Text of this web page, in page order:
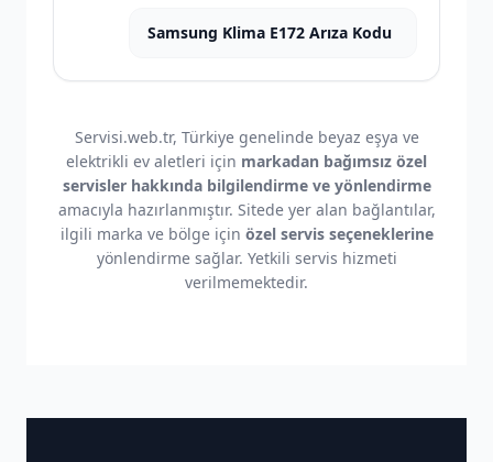
Samsung Klima E172 Arıza Kodu
Servisi.web.tr, Türkiye genelinde beyaz eşya ve
elektrikli ev aletleri için markadan bağımsız özel
servisler hakkında bilgilendirme ve yönlendirme
amacıyla hazırlanmıştır. Sitede yer alan bağlantılar,
ilgili marka ve bölge için özel servis seçeneklerine
yönlendirme sağlar. Yetkili servis hizmeti
verilmemektedir.